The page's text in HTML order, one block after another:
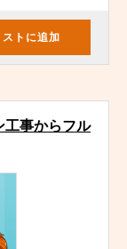
ト に追加
事からフル